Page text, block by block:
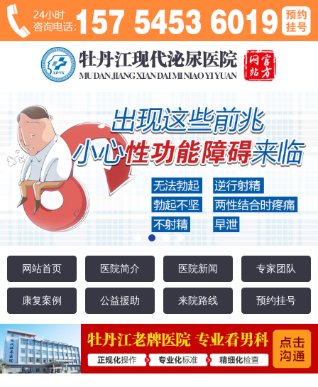
网站首页 医院简介 医院新闻 专家团队
康复案例 公益援助 来院路线 预约挂号